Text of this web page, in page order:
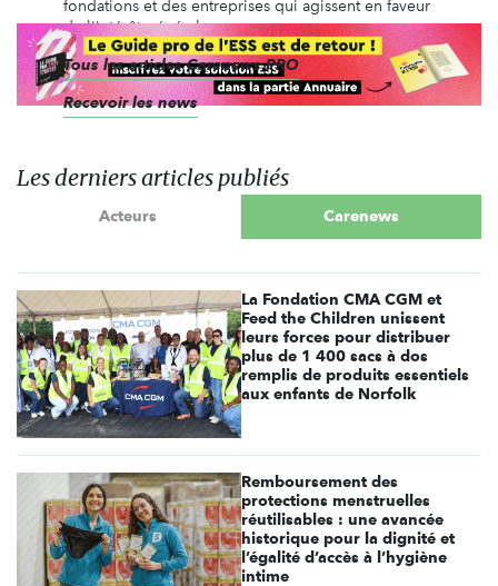
fondations et des entreprises qui agissent en faveur
de l'intérêt général.
Tous les articles Carenews PRO
Recevoir les news
Les derniers articles publiés
Acteurs Carenews
La Fondation CMA CGM et
Feed the Children unissent
leurs forces pour distribuer
plus de 1 400 sacs à dos
remplis de produits essentiels
aux enfants de Norfolk
Remboursement des
protections menstruelles
réutilisables : une avancée
historique pour la dignité et
l’égalité d’accès à l’hygiène
intime